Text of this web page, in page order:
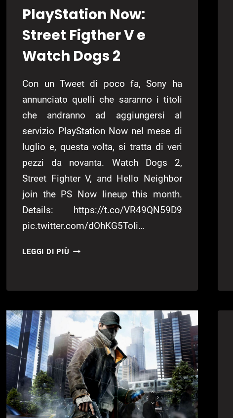
PlayStation Now:
Street Figther V e
Watch Dogs 2
Con un Tweet di poco fa, Sony ha
annunciato quelli che saranno i titoli
che andranno ad aggiungersi al
servizio PlayStation Now nel mese di
luglio e, questa volta, si tratta di veri
pezzi da novanta. Watch Dogs 2,
Street Fighter V, and Hello Neighbor
join the PS Now lineup this month.
Details: https://t.co/VR49QN59D9
pic.twitter.com/dOhKG5Toli…
LEGGI DI PIÙ PLAYSTATION
E
WATCH
DOGS
2